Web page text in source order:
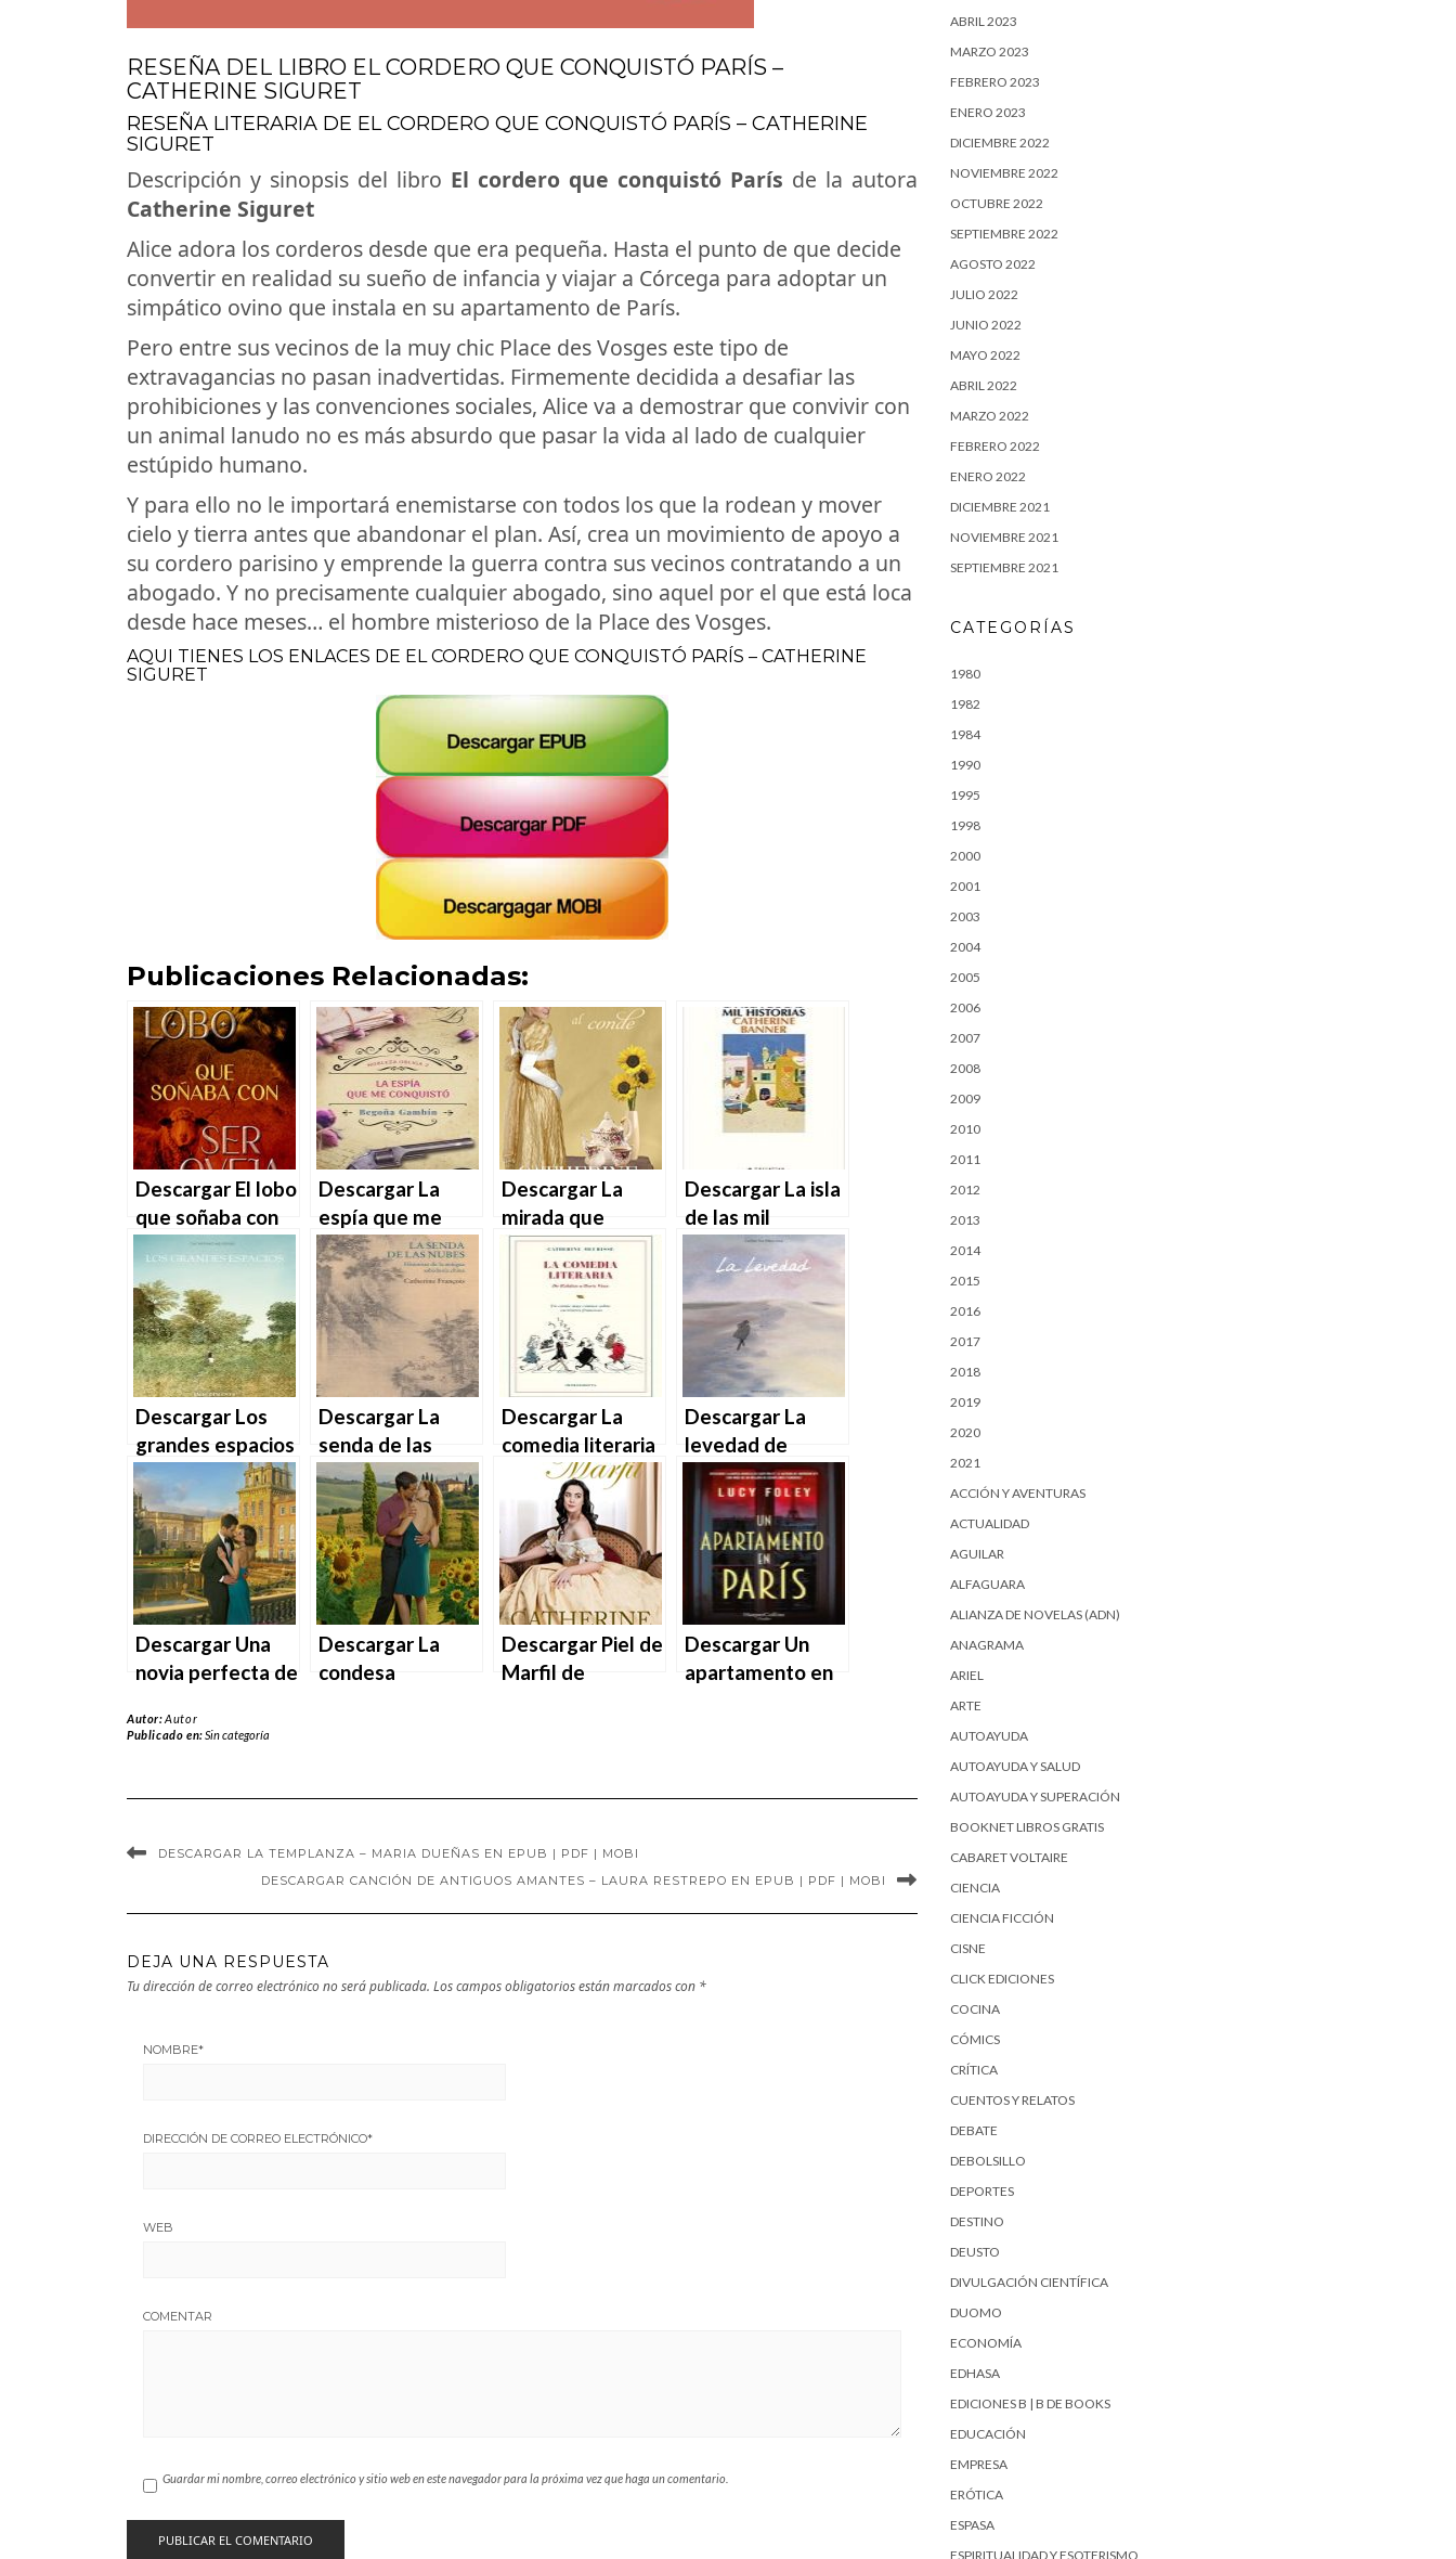
RESEÑA DEL LIBRO EL CORDERO QUE CONQUISTÓ PARÍS –
CATHERINE SIGURET
RESEÑA LITERARIA DE EL CORDERO QUE CONQUISTÓ PARÍS – CATHERINE
SIGURET
Descripción y sinopsis del libro El cordero que conquistó París de la autora
Catherine Siguret
Alice adora los corderos desde que era pequeña. Hasta el punto de que decide
convertir en realidad su sueño de infancia y viajar a Córcega para adoptar un
simpático ovino que instala en su apartamento de París.
Pero entre sus vecinos de la muy chic Place des Vosges este tipo de
extravagancias no pasan inadvertidas. Firmemente decidida a desafiar las
prohibiciones y las convenciones sociales, Alice va a demostrar que convivir con
un animal lanudo no es más absurdo que pasar la vida al lado de cualquier
estúpido humano.
Y para ello no le importará enemistarse con todos los que la rodean y mover
cielo y tierra antes que abandonar el plan. Así, crea un movimiento de apoyo a
su cordero parisino y emprende la guerra contra sus vecinos contratando a un
abogado. Y no precisamente cualquier abogado, sino aquel por el que está loca
desde hace meses… el hombre misterioso de la Place des Vosges.
AQUI TIENES LOS ENLACES DE EL CORDERO QUE CONQUISTÓ PARÍS – CATHERINE
SIGURET
Publicaciones Relacionadas:
Descargar El lobo
que soñaba con
ser oveja (Los
lobos con piel de
cordero nº 3) de
Santiago García
Pascual en EPUB |
PDF | MOBI
Descargar La
espía que me
conquistó de
Begoña Gambín
en EPUB | PDF |
MOBI
Descargar La
mirada que
encantó al conde
(Del odio al amor
nº 2) de
Catherine Brook
en EPUB | PDF |
MOBI
Descargar La isla
de las mil
historias de
Catherine Banner
en EPUB | PDF |
MOBI
Descargar Los
grandes espacios
de Catherine
Meurisse en
EPUB | PDF |
MOBI
Descargar La
senda de las
nubes de
Catherine
François en EPUB
| PDF | MOBI
Descargar La
comedia literaria
de Catherine
Meurisse en
EPUB | PDF |
MOBI
Descargar La
levedad de
Catherine
Meurisse en
EPUB | PDF |
MOBI
Descargar Una
novia perfecta de
George en EPUB |
Descargar La
condesa
Descargar Piel de
Marfil de
Descargar Un
apartamento en
Autor:Autor
Publicado en:Sin categoría
DESCARGAR LA TEMPLANZA – MARIA DUEÑAS EN EPUB | PDF | MOBI
DESCARGAR CANCIÓN DE ANTIGUOS AMANTES – LAURA RESTREPO EN EPUB | PDF | MOBI
DEJA UNA RESPUESTA
Tu dirección de correo electrónico no será publicada. Los campos obligatorios están marcados con *
NOMBRE*
DIRECCIÓN DE CORREO ELECTRÓNICO*
WEB
COMENTAR
Guardar mi nombre, correo electrónico y sitio web en este navegador para la próxima vez que haga un comentario.
ABRIL 2023
MARZO 2023
FEBRERO 2023
ENERO 2023
DICIEMBRE 2022
NOVIEMBRE 2022
OCTUBRE 2022
SEPTIEMBRE 2022
AGOSTO 2022
JULIO 2022
JUNIO 2022
MAYO 2022
ABRIL 2022
MARZO 2022
FEBRERO 2022
ENERO 2022
DICIEMBRE 2021
NOVIEMBRE 2021
SEPTIEMBRE 2021
CATEGORÍAS
1980
1982
1984
1990
1995
1998
2000
2001
2003
2004
2005
2006
2007
2008
2009
2010
2011
2012
2013
2014
2015
2016
2017
2018
2019
2020
2021
ACCIÓN Y AVENTURAS
ACTUALIDAD
AGUILAR
ALFAGUARA
ALIANZA DE NOVELAS (ADN)
ANAGRAMA
ARIEL
ARTE
AUTOAYUDA
AUTOAYUDA Y SALUD
AUTOAYUDA Y SUPERACIÓN
BOOKNET LIBROS GRATIS
CABARET VOLTAIRE
CIENCIA
CIENCIA FICCIÓN
CISNE
CLICK EDICIONES
COCINA
CÓMICS
CRÍTICA
CUENTOS Y RELATOS
DEBATE
DEBOLSILLO
DEPORTES
DESTINO
DEUSTO
DIVULGACIÓN CIENTÍFICA
DUOMO
ECONOMÍA
EDHASA
EDICIONES B | B DE BOOKS
EDUCACIÓN
EMPRESA
ERÓTICA
ESPASA
ESPIRITUALIDAD Y ESOTERISMO